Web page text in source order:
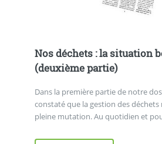
Nos déchets : la situation
(deuxième partie)
Dans la première partie de notre
constaté que la gestion des déchets
pleine mutation. Au quotidien et